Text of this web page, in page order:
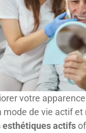
votre
mode de vie actif et
esthétiques actifs